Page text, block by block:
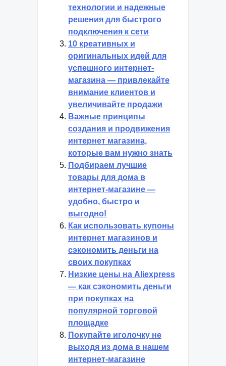
технологии и надежные
решения для быстрого
подключения к сети
10 креативных и
оригинальных идей для
успешного интернет-
магазина — привлекайте
внимание клиентов и
увеличивайте продажи
Важные принципы
создания и продвижения
интернет магазина,
которые вам нужно знать
Подбираем лучшие
товары для дома в
интернет-магазине —
удобно, быстро и
выгодно!
Как использовать купоны
интернет магазинов и
сэкономить деньги на
своих покупках
Низкие цены на Aliexpress
— как сэкономить деньги
при покупках на
популярной торговой
площадке
Покупайте иголочку не
выходя из дома в нашем
интернет-магазине